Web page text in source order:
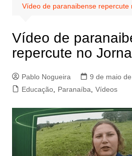
Vídeo de paranaibense repercute
Vídeo de
repercute no
Pablo Nogueira 9 de maio
Educação, Paranaíba Vídeos